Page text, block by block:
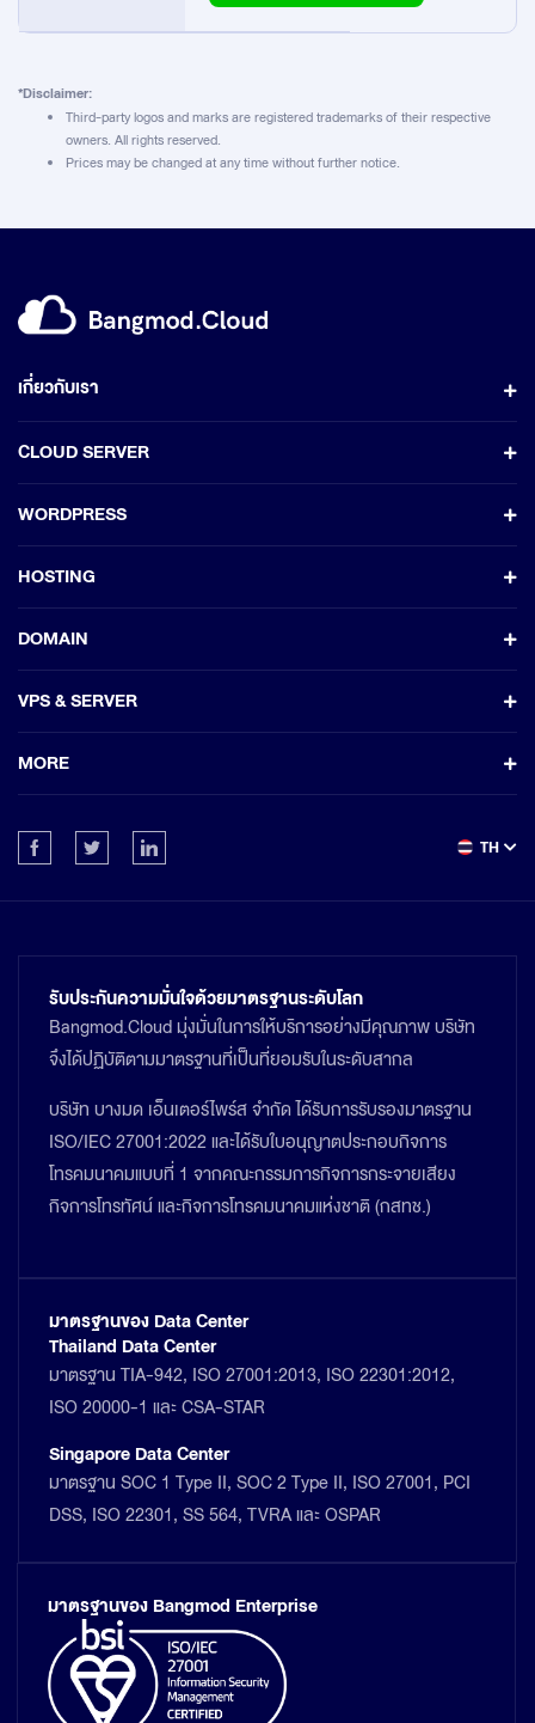
*Disclaimer:
Third-party logos and marks are registered trademarks of their respective
owners. All rights reserved.
Prices may be changed at any time without further notice.
เกี่ยวกับเรา
CLOUD SERVER
WORDPRESS
HOSTING
DOMAIN
VPS & SERVER
MORE
TH
รับประกันความมั่นใจด้วยมาตรฐานระดับโลก
Bangmod.Cloud มุ่งมั่นในการให้บริการอย่างมีคุณภาพ บริษัท
จึงได้ปฏิบัติตามมาตรฐานที่เป็นที่ยอมรับในระดับสากล
บริษัท บางมด เอ็นเตอร์ไพร์ส จำกัด ได้รับการรับรองมาตรฐาน
ISO/IEC 27001:2022 และได้รับใบอนุญาตประกอบกิจการ
โทรคมนาคมแบบที่ 1 จากคณะกรรมการกิจการกระจายเสียง
กิจการโทรทัศน์ และกิจการโทรคมนาคมแห่งชาติ (กสทช.)
มาตรฐานของ Data Center
Thailand Data Center
มาตรฐาน TIA-942, ISO 27001:2013, ISO 22301:2012,
ISO 20000-1 และ CSA-STAR
Singapore Data Center
มาตรฐาน SOC 1 Type II, SOC 2 Type II, ISO 27001, PCI
DSS, ISO 22301, SS 564, TVRA และ OSPAR
มาตรฐานของ Bangmod Enterprise